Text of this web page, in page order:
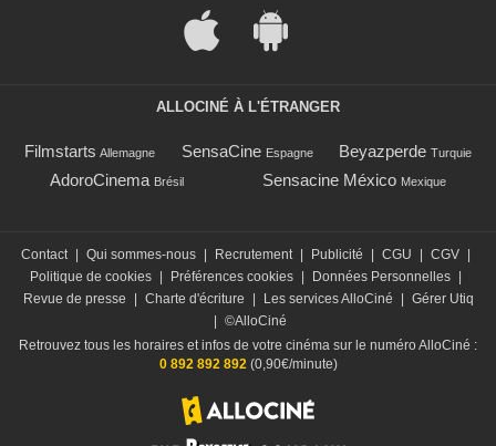
ALLOCINÉ À L'ÉTRANGER
Filmstarts Allemagne SensaCine Espagne Beyazperde Turquie
AdoroCinema Brésil Sensacine México Mexique
Contact Qui sommes-nous Recrutement Publicité CGU CGV
Politique de cookies
Préférences cookies Données Personnelles
Revue de presse
Charte d'écriture Les services AlloCiné
Gérer Utiq
©AlloCiné
Retrouvez tous les horaires et infos de votre cinéma sur le numéro AlloCiné :
0 892 892 892(0,90€/minute)